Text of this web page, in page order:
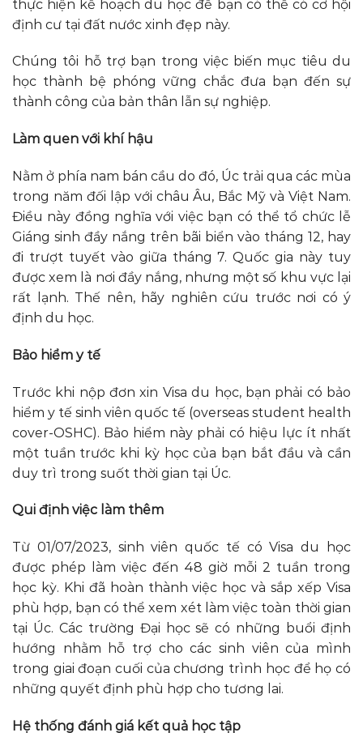
thực hiện kế hoạch du học để bạn có thể có cơ hội
định cư tại đất nước xinh đẹp này.
Chúng tôi hỗ trợ bạn trong việc biến mục tiêu du
học thành bệ phóng vững chắc đưa bạn đến sự
thành công của bản thân lẫn sự nghiệp.
Làm quen với khí hậu
Nằm ở phía nam bán cầu do đó, Úc trải qua các mùa
trong năm đối lập với châu Âu, Bắc Mỹ và Việt Nam.
Điều này đồng nghĩa với việc bạn có thể tổ chức lễ
Giáng sinh đầy nắng trên bãi biển vào tháng 12, hay
đi trượt tuyết vào giữa tháng 7. Quốc gia này tuy
được xem là nơi đầy nắng, nhưng một số khu vực lại
rất lạnh. Thế nên, hãy nghiên cứu trước nơi có ý
định du học.
Bảo hiểm y tế
Trước khi nộp đơn xin Visa du học, bạn phải có bảo
hiểm y tế sinh viên quốc tế (overseas student health
cover-OSHC). Bảo hiểm này phải có hiệu lực ít nhất
một tuần trước khi kỳ học của bạn bắt đầu và cần
duy trì trong suốt thời gian tại Úc.
Qui định việc làm thêm
Từ 01/07/2023, sinh viên quốc tế có Visa du học
được phép làm việc đến 48 giờ mỗi 2 tuần trong
học kỳ. Khi đã hoàn thành việc học và sắp xếp Visa
phù hợp, bạn có thể xem xét làm việc toàn thời gian
tại Úc. Các trường Đại học sẽ có những buổi định
hướng nhằm hỗ trợ cho các sinh viên của mình
trong giai đoạn cuối của chương trình học để họ có
những quyết định phù hợp cho tương lai.
Hệ thống đánh giá kết quả học tập